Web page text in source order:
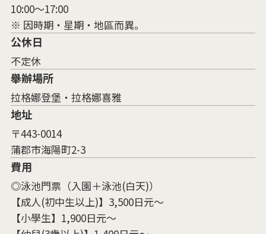
10:00～17:00
※ 因時期・星期・地區而異。
公休日
不定休
舉辦場所
拉格娜登堡・拉格娜喜雅
地址
〒443-0014
蒲郡市海陽町2-3
費用
◎泳池門票（入園＋泳池(白天)）
【成人(初中生以上)】3,500日元～
【小學生】1,900日元～